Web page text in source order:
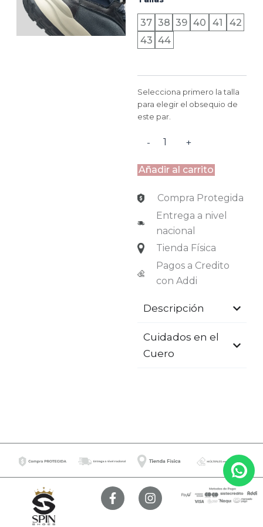
37 38 39 40 41
42
43 44
Selecciona primero la talla
para elegir el obsequio de
este par.
-
-
AZUL
cantidad
+
Añadir al carrito
Compra Protegida
Entrega a nivel
nacional
Tienda Física
Pagos a Credito
con Addi
Descripción
Cuidados en el
Cuero
F
a
I
n